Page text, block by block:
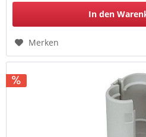
In den
Merken